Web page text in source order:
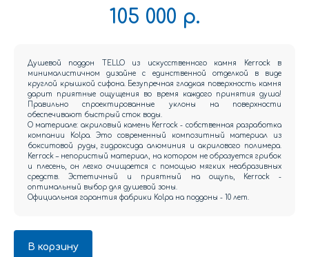
105 000 р.
Душевой поддон TELLO из искусственного камня Kerrock в
минималистичном дизайне с единственной отделкой в виде
круглой крышкой сифона. Безупречная гладкая поверхность камня
дарит приятные ощущения во время каждого принятия душа!
Правильно спроектированные уклоны на поверхности
обеспечивают быстрый сток воды.
О материале: акриловый камень Kerrock - собственная разработка
компании Kolpa. Это современный композитный материал из
бокситовой руды, гидроксида алюминия и акрилового полимера.
Kerrock – непористый материал, на котором не образуется грибок
и плесень, он легко очищается с помощью мягких неабразивных
средств. Эстетичный и приятный на ощупь, Kerrock -
оптимальный выбор для душевой зоны.
Официальная гарантия фабрики Kolpa на поддоны - 10 лет.
В корзину